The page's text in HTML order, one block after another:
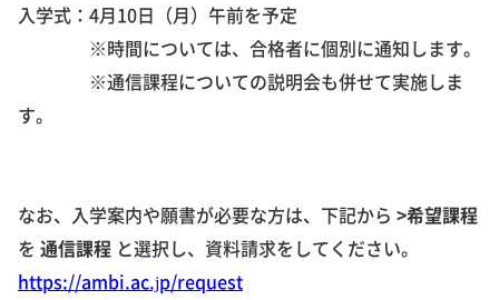
入学式：4月10日（月）午前を予定
※時間については、合格者に個別に通知します。
※通信課程についての説明会も併せて実施しま
す。
なお、入学案内や願書が必要な方は、下記から >希望課程
を 通信課程 と選択し、資料請求をしてください。
https://ambi.ac.jp/request